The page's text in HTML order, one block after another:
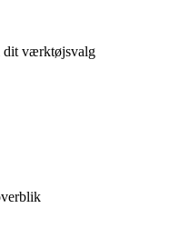
dit værktøjsvalg